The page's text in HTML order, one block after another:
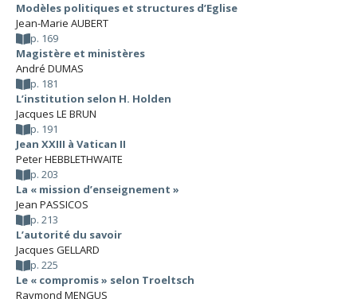
Modèles politiques et structures d’Eglise
Jean-Marie AUBERT
p. 169
Magistère et ministères
André DUMAS
p. 181
L’institution selon H. Holden
Jacques LE BRUN
p. 191
Jean XXIII à Vatican II
Peter HEBBLETHWAITE
p. 203
La « mission d’enseignement »
Jean PASSICOS
p. 213
L’autorité du savoir
Jacques GELLARD
p. 225
Le « compromis » selon Troeltsch
Raymond MENGUS